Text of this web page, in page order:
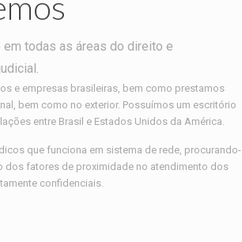
todas as áreas do direito e
e empresas brasileiras, bem como prestamos
bem como no exterior. Possuímos um escritório
entre Brasil e Estados Unidos da América.
que funciona em sistema de rede, procurando-
dos fatores de proximidade no atendimento dos
confidenciais.